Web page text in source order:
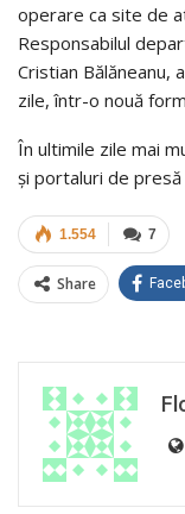
operare ca site de
Responsabilul
Cristian Bălăneanu,
zile, într-o nouă
În ultimile zile mai
şi portaluri de
7
1.554
Share